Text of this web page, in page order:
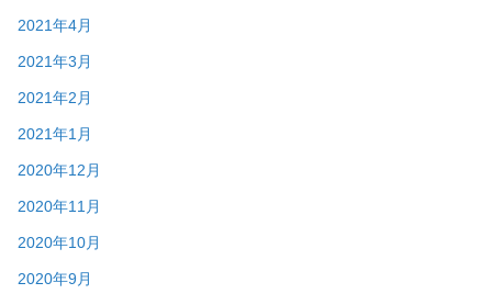
2021年4月
2021年3月
2021年2月
2021年1月
2020年12月
2020年11月
2020年10月
2020年9月